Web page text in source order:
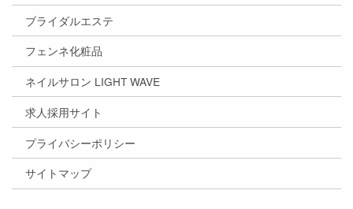
ブライダルエステ
フェンネ化粧品
ネイルサロン LIGHT WAVE
求人採用サイト
プライバシーポリシー
サイトマップ